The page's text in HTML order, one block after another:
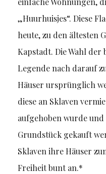
„Huurhuisjes“. Diese
heute, zu den ältesten
Kapstadt. Die Wahl
Legende nach darauf
Häuser ursprünglich
diese an Sklaven
aufgehoben wurde und
Grundstück gekauft
Sklaven ihre Häuser
Freiheit bunt an.*